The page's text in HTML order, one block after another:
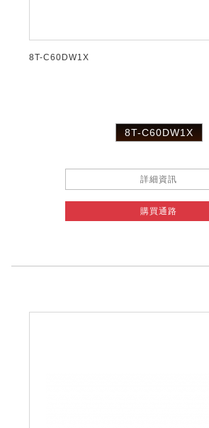
8T-C60DW1X
8T-C60DW1X
詳細資訊
購買通路